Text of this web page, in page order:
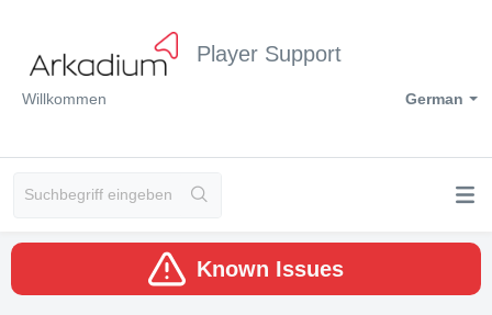
Player Support
German
Willkommen
Known Issues